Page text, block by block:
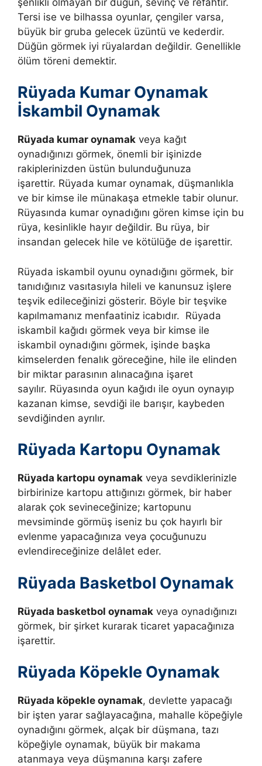
Tersi ise ve bilhassa oyunlar, çengiler varsa,
büyük bir gruba gelecek üzüntü ve kederdir.
Düğün görmek iyi rüyalardan değildir. Genellikle
ölüm töreni demektir.
Rüyada Kumar Oynamak
İskambil Oynamak
Rüyada kumar oynamak veya kağıt
oynadığınızı görmek, önemli bir işinizde
rakiplerinizden üstün bulunduğunuza
işarettir. Rüyada kumar oynamak, düşmanlıkla
ve bir kimse ile münakaşa etmekle tabir olunur.
Rüyasında kumar oynadığını gören kimse için bu
rüya, kesinlikle hayır değildir. Bu rüya, bir
insandan gelecek hile ve kötülüğe de işarettir.
Rüyada iskambil oyunu oynadığını görmek, bir
tanıdığınız vasıtasıyla hileli ve kanunsuz işlere
teşvik edileceğinizi gösterir. Böyle bir teşvike
kapılmamanız menfaatiniz icabıdır. Rüyada
iskambil kağıdı görmek veya bir kimse ile
iskambil oynadığını görmek, işinde başka
kimselerden fenalık göreceğine, hile ile elinden
bir miktar parasının alınacağına işaret
sayılır. Rüyasında oyun kağıdı ile oyun oynayıp
kazanan kimse, sevdiği ile barışır, kaybeden
sevdiğinden ayrılır.
Rüyada Kartopu Oynamak
Rüyada kartopu oynamak veya sevdiklerinizle
birbirinize kartopu attığınızı görmek, bir haber
alarak çok sevineceğinize; kartopunu
mevsiminde görmüş iseniz bu çok hayırlı bir
evlenme yapacağınıza veya çocuğunuzu
evlendireceğinize delâlet eder.
Rüyada Basketbol Oynamak
Rüyada basketbol oynamak veya oynadığınızı
görmek, bir şirket kurarak ticaret yapacağınıza
işarettir.
Rüyada Köpekle Oynamak
Rüyada köpekle oynamak, devlette yapacağı
bir işten yarar sağlayacağına, mahalle köpeğiyle
oynadığını görmek, alçak bir düşmana, tazı
köpeğiyle oynamak, büyük bir makama
atanmaya veya düşmanına karşı zafere